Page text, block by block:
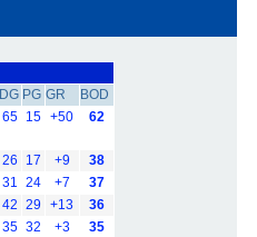
DG PG GR
BOD
65 15 +50 62
26 17 +9
38
31 24 +7
37
42 29 +13
36
35 32 +3
35